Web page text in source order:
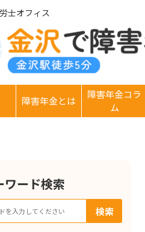
士オフィス
障害年金とは
障害年金コラ
ム
ワード検索
検索